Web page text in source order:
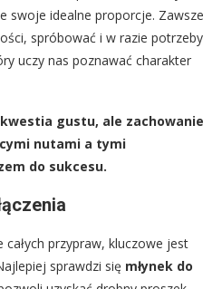
swoje idealne proporcje. Zawsze
spróbować i w razie potrzeby
uczy nas poznawać charakter
gustu, ale zachowanie
nutami a tymi
do sukcesu.
całych przypraw, kluczowe jest
sprawdzi się młynek do